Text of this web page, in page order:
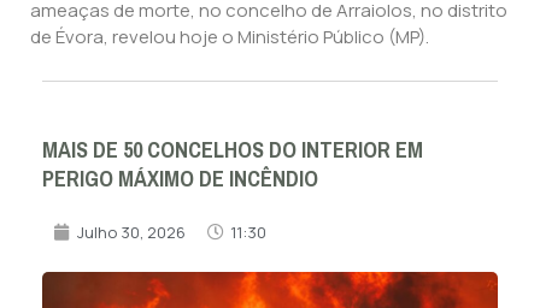
ameaças de morte, no concelho de Arraiolos, no distrito
de Évora, revelou hoje o Ministério Público (MP).
MAIS DE 50 CONCELHOS DO INTERIOR EM
PERIGO MÁXIMO DE INCÊNDIO
Julho 30, 2026 11:30